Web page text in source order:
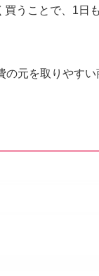
うことで、1日
の元を取りやすい